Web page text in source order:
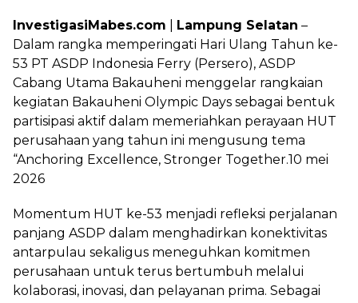
InvestigasiMabes.com Lampung Selatan –
Dalam rangka memperingati Hari Ulang Tahun ke-
53 PT ASDP Indonesia Ferry (Persero), ASDP
Cabang Utama Bakauheni menggelar rangkaian
kegiatan Bakauheni Olympic Days sebagai bentuk
partisipasi aktif dalam memeriahkan perayaan HUT
perusahaan yang tahun ini mengusung tema
“Anchoring Excellence, Stronger Together.10 mei
2026
Momentum HUT ke-53 menjadi refleksi perjalanan
panjang ASDP dalam menghadirkan konektivitas
antarpulau sekaligus meneguhkan komitmen
perusahaan untuk terus bertumbuh melalui
kolaborasi, inovasi, dan pelayanan prima. Sebagai